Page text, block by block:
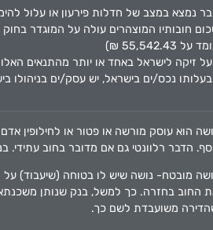
נמצא במצב של חדלות פירעון או עלול
על 55,542.43 ₪)
זיקה לישראל באחד או יותר מהתנאים
נכס/ים בישראל, יש עסק/ים בניהולו
הוא עוסק מורשה או פטור או לחילופין
הדבר רלוונטי גם אם מדובר בחוב עתידי.
מובטח- נושה שיש לו בטוחה (שיעבוד)
החוב בחזרה. כך למשל, בנק שנותן משכנתא
משועבדת לשם כך.